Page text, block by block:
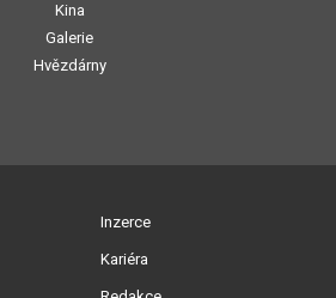
Kina
Galerie
Hvězdárny
Inzerce
Kariéra